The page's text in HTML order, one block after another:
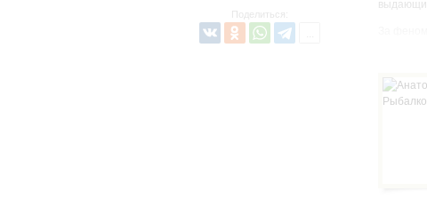
Поделиться: